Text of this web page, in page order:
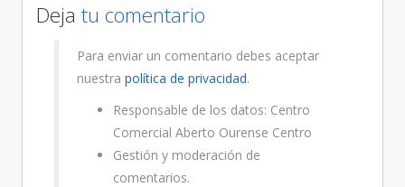
Deja tu comentario
Para enviar un comentario debes aceptar
nuestra política de privacidad.
Responsable de los datos: Centro
Comercial Aberto Ourense Centro
Gestión y moderación de
comentarios.